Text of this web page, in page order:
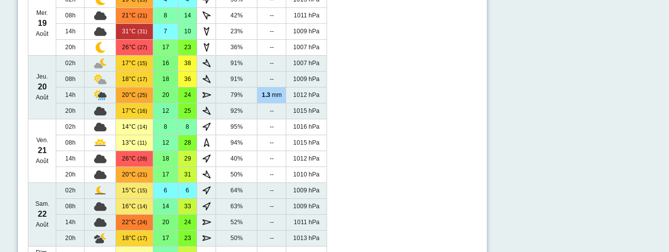
Mer.
19
Août
08h 21°C (21) 8 14 42% -- 1011 hPa
14h 31°C (31) 7 10 23% -- 1009 hPa
20h 26°C (27) 17 23 36% -- 1007 hPa
Jeu.
20
Août
02h 17°C (15) 16 38 91% -- 1007 hPa
08h 18°C (17) 18 36 91% -- 1009 hPa
14h 20°C (25) 20 24 79% 1.3mm 1012 hPa
20h 17°C (16) 12 25 92% -- 1015 hPa
Ven.
21
Août
02h 14°C (14) 8 8 95% -- 1016 hPa
08h 13°C (11) 12 28 94% -- 1015 hPa
14h 26°C (28) 18 29 40% -- 1012 hPa
20h 20°C (21) 17 31 50% -- 1010 hPa
Sam.
22
Août
02h 15°C (15) 6 6 64% -- 1009 hPa
08h 16°C (14) 14 33 63% -- 1009 hPa
14h 22°C (24) 20 24 52% -- 1011 hPa
20h 18°C (17) 17 23 50% -- 1013 hPa